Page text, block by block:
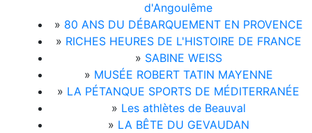
d'Angoulême
» 80 ANS DU DÉBARQUEMENT EN PROVENCE
» RICHES HEURES DE L'HISTOIRE DE FRANCE
» SABINE WEISS
» MUSÉE ROBERT TATIN MAYENNE
» LA PÉTANQUE SPORTS DE MÉDITERRANÉE
» Les athlètes de Beauval
» LA BÊTE DU GEVAUDAN